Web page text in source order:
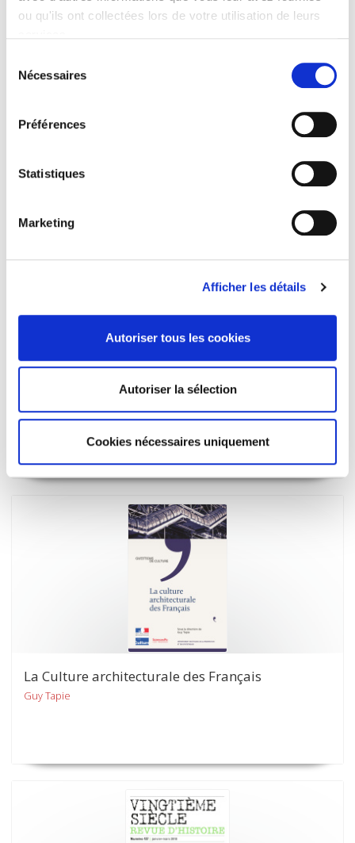
ou qu'ils ont collectées lors de votre utilisation de leurs
Nécessaires
Préférences
Statistiques
Marketing
Afficher les détails
Autoriser tous les cookies
Autoriser la sélection
Cookies nécessaires uniquement
1983, un tournant libéral ?
L'Entreprise et l'Evangile
Une histoire des patrons chrétiens
La Culture architecturale des Français
Guy Tapie